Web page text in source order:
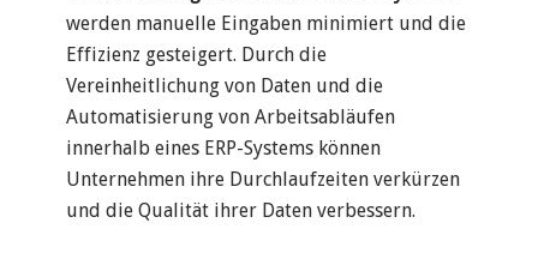
werden manuelle Eingaben minimiert und die
Effizienz gesteigert. Durch die
Vereinheitlichung von Daten und die
Automatisierung von Arbeitsabläufen
innerhalb eines ERP-Systems können
Unternehmen ihre Durchlaufzeiten verkürzen
und die Qualität ihrer Daten verbessern.